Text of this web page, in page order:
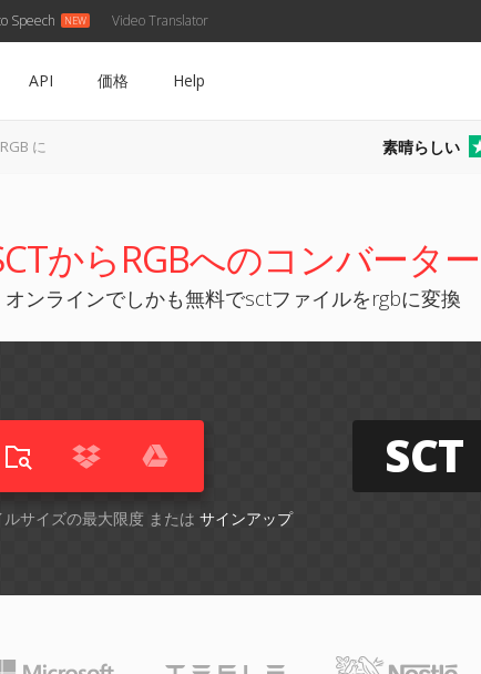
Speech Video Translator
API 価格 Help
に 素晴らしい
からRGBへのコンバーター
オンラインでしかも無料でsctファイルをrgbに変換
サイズの最大限度 または サインアップ
SCT